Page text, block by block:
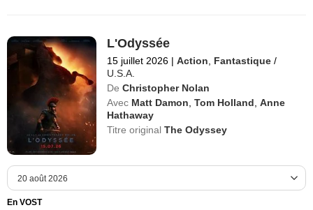
L'Odyssée
15 juillet 2026 | Action Fantastique /
U.S.A.
De Christopher Nolan
Avec Matt Damon ,Tom Holland ,Anne
Hathaway
Titre originalThe Odyssey
En VOST